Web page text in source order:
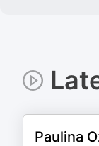
Paulina